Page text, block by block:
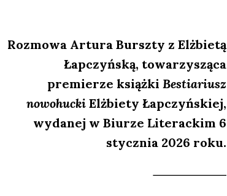
Rozmowa Artura Burszty z Elżbietą
Łapczyńską, towarzysząca
premierze książki Bestiariusz
nowohucki Elżbiety Łapczyńskiej,
wydanej w Biurze Literackim 6
stycznia 2026 roku.